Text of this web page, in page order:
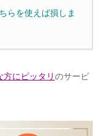
らを使えば損しま
方にピッタリのサービ